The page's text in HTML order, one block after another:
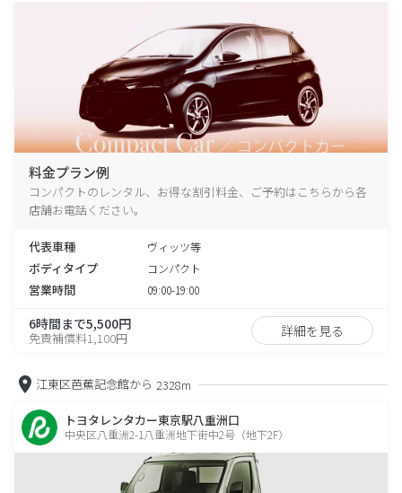
料金プラン例
コンパクトのレンタル、お得な割引料金、ご予約はこちらから各
店舗お電話ください。
代表車種 ヴィッツ等
ボディタイプ コンパクト
営業時間 09:00-19:00
6時間まで5,500円
免責補償料1,100円 詳細を見る
江東区芭蕉記念館から 2328m
トヨタレンタカー東京駅八重洲口
中央区八重洲2-1八重洲地下街中2号（地下2F）